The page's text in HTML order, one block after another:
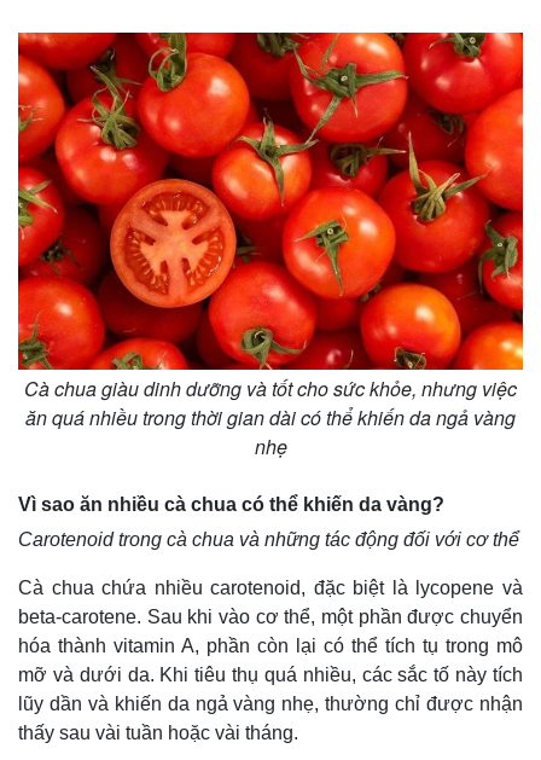
Thế giới
Quan sát
Cuộc sống đó đây
Hồ sơ
Multimedia
Video
E-Magazine
Cà chua giàu dinh dưỡng và tốt cho sức khỏe, nhưng việc
ăn quá nhiều trong thời gian dài có thể khiến da ngả vàng
nhẹ
Vì sao ăn nhiều cà chua có thể khiến da vàng?
Carotenoid trong cà chua và những tác động đối với cơ thể
Cà chua chứa nhiều carotenoid, đặc biệt là lycopene và
beta-carotene. Sau khi vào cơ thể, một phần được chuyển
hóa thành vitamin A, phần còn lại có thể tích tụ trong mô
mỡ và dưới da. Khi tiêu thụ quá nhiều, các sắc tố này tích
lũy dần và khiến da ngả vàng nhẹ, thường chỉ được nhận
thấy sau vài tuần hoặc vài tháng.